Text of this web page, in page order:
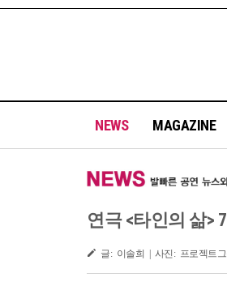
NEWS MAGAZINE
연극 <타인의 삶>
글: 이솔희 | 사진: 프로젝트